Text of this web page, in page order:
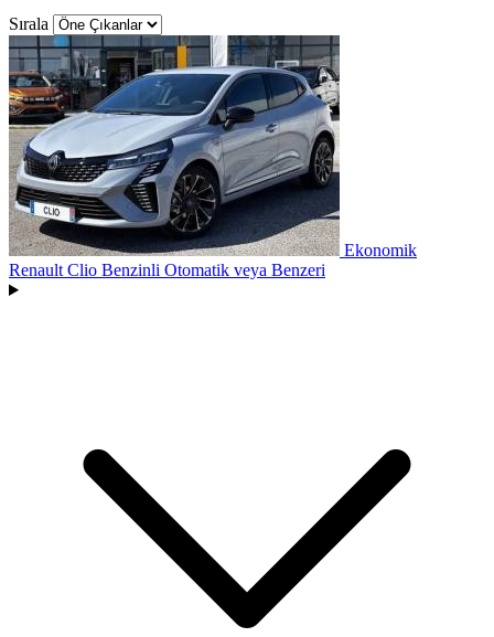
Sırala
Ekonomik
Renault Clio Benzinli Otomatik veya Benzeri